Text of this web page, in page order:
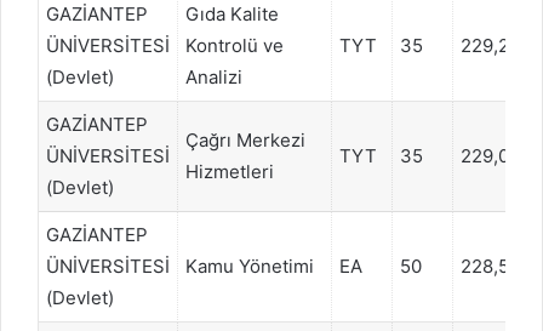
GAZİANTEP
ÜNİVERSİTESİ
(Devlet)
Gıda Kalite
Kontrolü ve
Analizi
TYT 35
GAZİANTEP
ÜNİVERSİTESİ
(Devlet)
Çağrı Merkezi
Hizmetleri
TYT 35
GAZİANTEP
ÜNİVERSİTESİ
(Devlet)
Kamu Yönetimi EA 50